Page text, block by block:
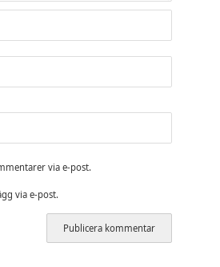
via e-post.
via e-post.